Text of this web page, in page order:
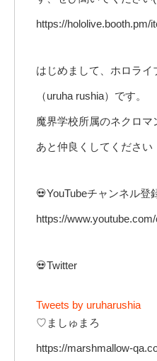
https://hololive.booth.pm/
はじめまして、ホロラ
（uruha rushia）です。
魔界学校所属のネクロ
あと仲良くしてください
💀YouTubeチャンネル登
https://
💀Twitter
Tweets by uruharushia
♡ましゅまろ
https://marshmallow-